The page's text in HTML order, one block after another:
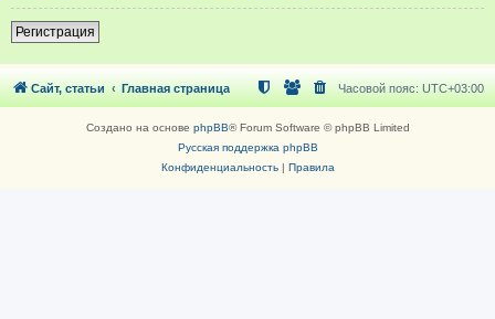
Регистрация
Сайт, статьи Главная страница Часовой пояс: UTC+03:00
Создано на основе phpBB® Forum Software © phpBB Limited
Русская поддержка phpBB
Конфиденциальность| Правила